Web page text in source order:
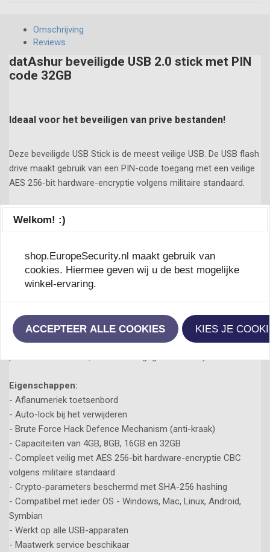
Omschrijving
Reviews
datAshur beveiligde USB 2.0 stick met PIN
code 32GB
Ideaal voor het beveiligen van prive bestanden!
Deze beveiligde USB Stick is de meest veilige USB. De USB flash
drive maakt gebruik van een PIN-code toegang met een veilige
AES 256-bit hardware-encryptie volgens militaire standaard.
waarmee je de 7 tot 15 cijferige pincode in kan voeren voordat
strenge eisen van het Cryptographic Module Validation
Program van het Amerikaanse National Institute of Standards
and Technology.
Tevens werken er veel mensen van justitie, politie, defensie,
advocaten, etc er mee.
Handig om te weten is: dat je 10 keer de kans krijgt om een
Eigenschappen:
- Aflanumeriek toetsenbord
- Auto-lock bij het verwijderen
- Brute Force Hack Defence Mechanism (anti-kraak)
- Capaciteiten van 4GB, 8GB, 16GB en 32GB
- Compleet veilig met AES 256-bit hardware-encryptie CBC
volgens militaire standaard
- Crypto-parameters beschermd met SHA-256 hashing
- Compatibel met ieder OS - Windows, Mac, Linux, Android,
Symbian
- Werkt op alle USB-apparaten
- Maatwerk service beschikaar
Welkom! :)
shop.EuropeSecurity.nl maakt gebruik van
cookies. Hiermee geven wij u de best mogelijke
winkel-ervaring.
ACCEPTEER ALLE COOKIES KIES JE